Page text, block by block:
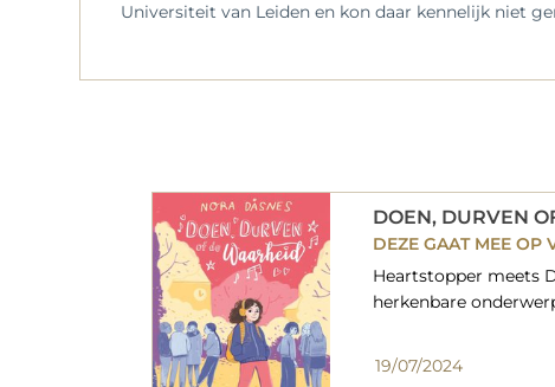
Universiteit van Leiden en kon daar kennelijk niet
DOEN, DURVEN
DEZE GAAT MEE OP
Heartstopper meets
herkenbare
19/07/2024